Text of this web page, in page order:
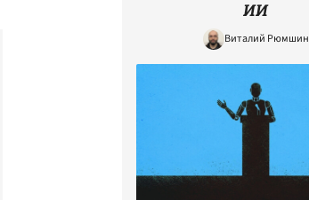
ИИ
Виталий Рюмшин